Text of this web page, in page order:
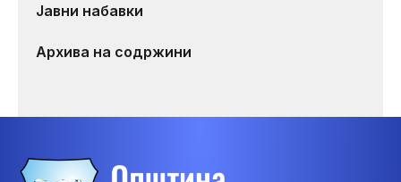
Јавни набавки
Архива на содржини